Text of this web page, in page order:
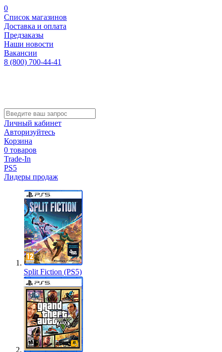
0
Список магазинов
Доставка и оплата
Предзаказы
Наши новости
Вакансии
8 (800) 700-44-41
Личный кабинет
Авторизуйтесь
Корзина
0 товаров
Trade-In
PS5
Лидеры продаж
Split Fiction (PS5)